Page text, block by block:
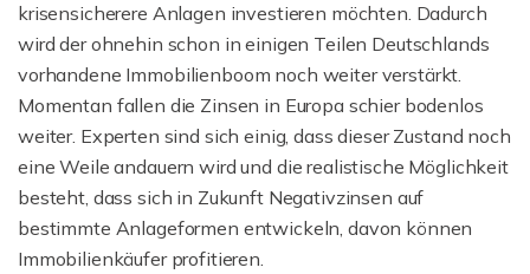
krisensicherere Anlagen investieren möchten. Dadurch
wird der ohnehin schon in einigen Teilen Deutschlands
vorhandene Immobilienboom noch weiter verstärkt.
Momentan fallen die Zinsen in Europa schier bodenlos
weiter. Experten sind sich einig, dass dieser Zustand noch
eine Weile andauern wird und die realistische Möglichkeit
besteht, dass sich in Zukunft Negativzinsen auf
bestimmte Anlageformen entwickeln, davon können
Immobilienkäufer profitieren.